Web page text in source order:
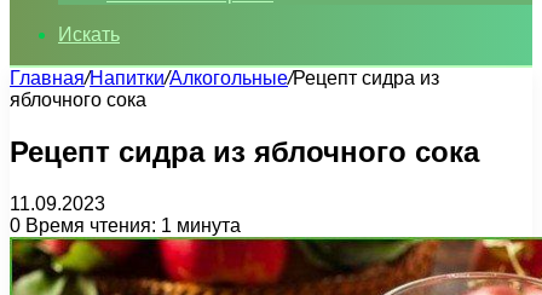
Искать
Главная/Напитки/Алкогольные/Рецепт сидра из
яблочного сока
Рецепт сидра из яблочного сока
11.09.2023
0 Время чтения: 1 минута